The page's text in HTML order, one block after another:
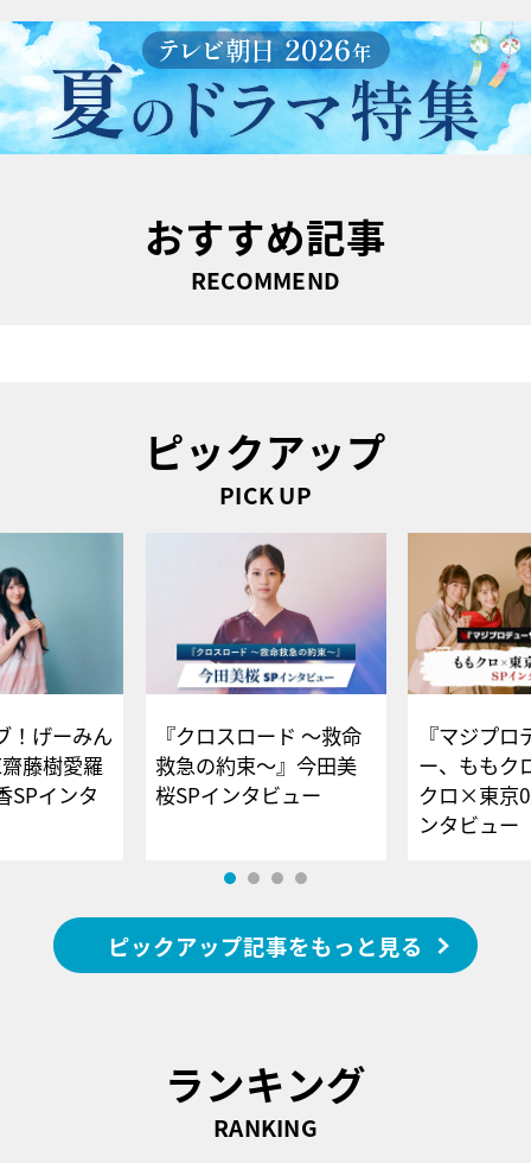
おすすめ記事
RECOMMEND
ピックアップ
PICK UP
！げーみん
藤樹愛羅
SPインタ
『クロスロード ～救命
救急の約束～』今田美
桜SPインタビュー
『マジプロ
ー、ももク
クロ×東京
ンタビュー
ピックアップ記事をもっと見る
ランキング
RANKING